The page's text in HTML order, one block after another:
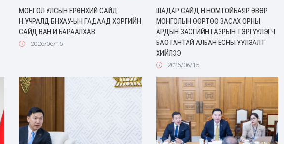
МОНГОЛ УЛСЫН ЕРӨНХИЙ САЙД
Н.УЧРАЛД БНХАУ-ЫН ГАДААД ХЭРГИЙН
САЙД ВАН И БАРААЛХАВ
2026/06/15
ШАДАР САЙД Н.НОМТОЙБАЯР ӨВӨР
МОНГОЛЫН ӨӨРТӨӨ ЗАСАХ ОРНЫ
АРДЫН ЗАСГИЙН ГАЗРЫН ТЭРГҮҮЛЭГЧ
БАО ГАНТАЙ АЛБАН ЁСНЫ УУЛЗАЛТ
ХИЙЛЭЭ
2026/06/15